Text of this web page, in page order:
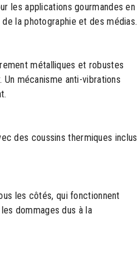
les applications gourmandes en
la photographie et des médias.
métalliques et robustes
mécanisme anti-vibrations
des coussins thermiques inclus
les côtés, qui fonctionnent
dommages dus à la